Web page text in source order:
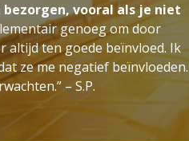
vooral als je niet
genoeg om door
altijd ten goede beïnvloed. Ik
ze me negatief beïnvloeden.
– S.P.